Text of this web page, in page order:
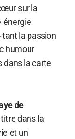
sur la
énergie
la passion
humour
dans la carte
de
dans la
et un